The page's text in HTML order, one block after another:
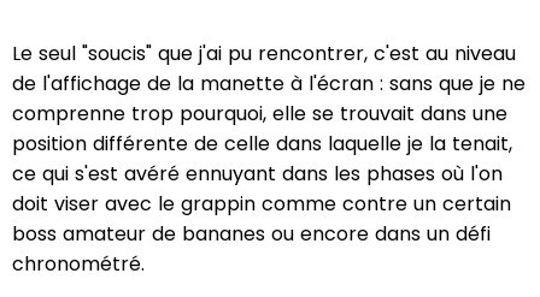
Le seul "soucis" que j'ai pu rencontrer, c'est au niveau
de l'affichage de la manette à l'écran : sans que je ne
comprenne trop pourquoi, elle se trouvait dans une
position différente de celle dans laquelle je la tenait,
ce qui s'est avéré ennuyant dans les phases où l'on
doit viser avec le grappin comme contre un certain
boss amateur de bananes ou encore dans un défi
chronométré.